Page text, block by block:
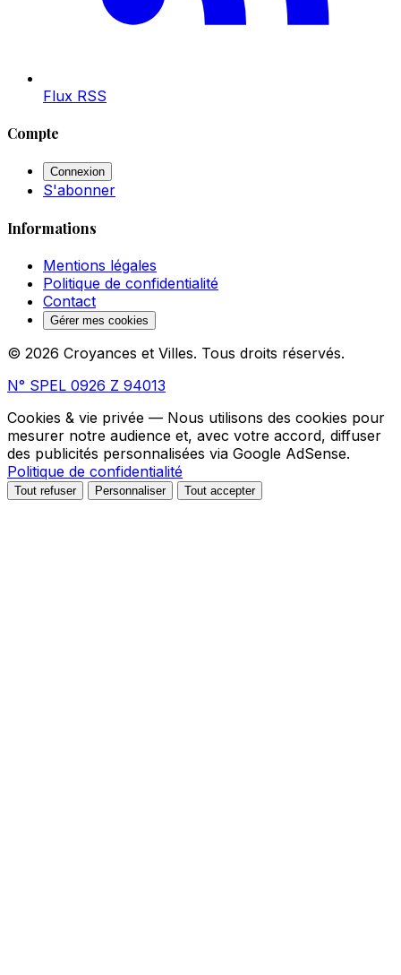
Flux RSS
Compte
Connexion
S'abonner
Informations
Mentions légales
Politique de confidentialité
Contact
Gérer mes cookies
© 2026 Croyances et Villes. Tous droits réservés.
N° SPEL 0926 Z 94013
Cookies & vie privée — Nous utilisons des cookies pour
mesurer notre audience et, avec votre accord, diffuser
des publicités personnalisées via Google AdSense.
Politique de confidentialité
Tout refuser Personnaliser Tout accepter